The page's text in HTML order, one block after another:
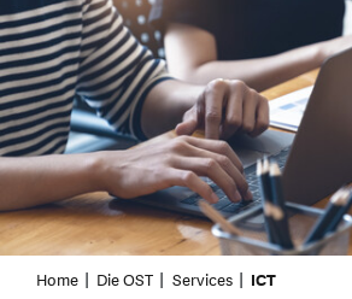
Home Die OST Services ICT